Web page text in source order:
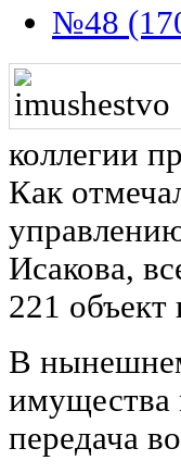
№48
коллегии
Как
Исакова,
221
В
имущества
передача